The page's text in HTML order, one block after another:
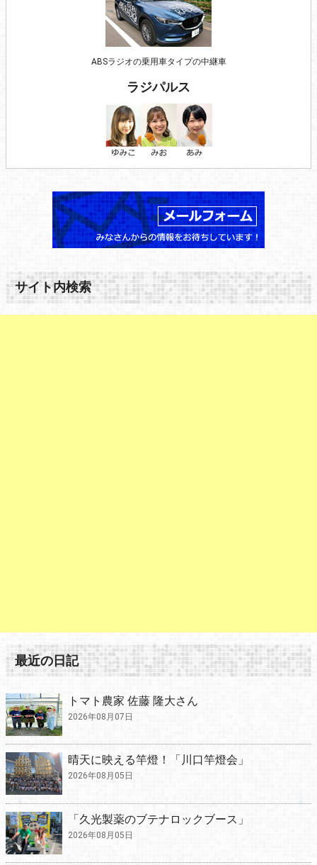
ABSラジオの乗用車タイプの中継車
ラジパルス
サイト内検索
最近の日記
トマト農家 佐藤 隆大さん
2026年08月07日
晴天に映える竿燈！「川口竿燈会」
2026年08月05日
「久光製薬のブテナロックブース」
2026年08月05日